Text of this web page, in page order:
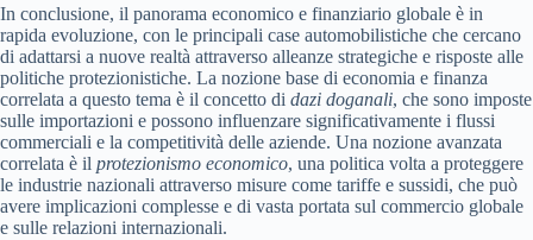
In conclusione, il panorama economico e finanziario globale è in
rapida evoluzione, con le principali case automobilistiche che cercano
di adattarsi a nuove realtà attraverso alleanze strategiche e risposte alle
politiche protezionistiche. La nozione base di economia e finanza
correlata a questo tema è il concetto di dazi doganali, che sono imposte
sulle importazioni e possono influenzare significativamente i flussi
commerciali e la competitività delle aziende. Una nozione avanzata
correlata è il protezionismo economico, una politica volta a proteggere
le industrie nazionali attraverso misure come tariffe e sussidi, che può
avere implicazioni complesse e di vasta portata sul commercio globale
e sulle relazioni internazionali.